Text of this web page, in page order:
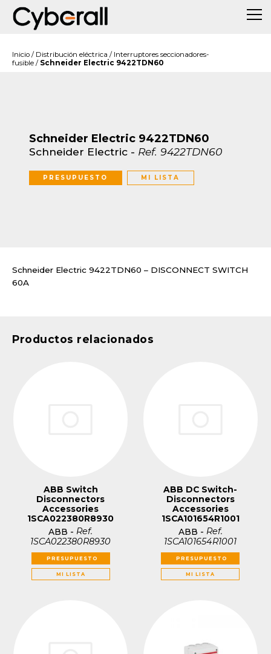
Inicio / Distribución eléctrica / Interruptores seccionadores-
fusible / Schneider Electric 9422TDN60
Schneider Electric 9422TDN60
Schneider Electric - Ref. 9422TDN60
PRESUPUESTO MI LISTA
Schneider Electric 9422TDN60 – DISCONNECT SWITCH
60A
Productos relacionados
ABB Switch
Disconnectors
Accessories
1SCA022380R8930
ABB - Ref.
1SCA022380R8930
PRESUPUESTO
MI LISTA
ABB DC Switch-
Disconnectors
Accessories
1SCA101654R1001
ABB - Ref.
1SCA101654R1001
PRESUPUESTO
MI LISTA